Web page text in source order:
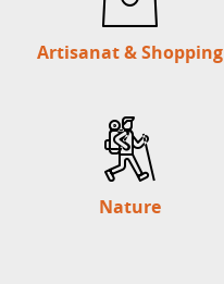
Artisanat & Shopping
Nature